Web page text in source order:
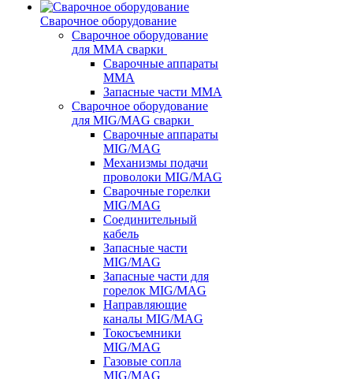
Сварочное оборудование
Сварочное оборудование
для MMA сварки
Сварочные аппараты
MMA
Запасные части MMA
Сварочное оборудование
для MIG/MAG сварки
Сварочные аппараты
MIG/MAG
Механизмы подачи
проволоки MIG/MAG
Сварочные горелки
MIG/MAG
Соединительный
кабель
Запасные части
MIG/MAG
Запасные части для
горелок MIG/MAG
Направляющие
каналы MIG/MAG
Токосъемники
MIG/MAG
Газовые сопла
MIG/MAG